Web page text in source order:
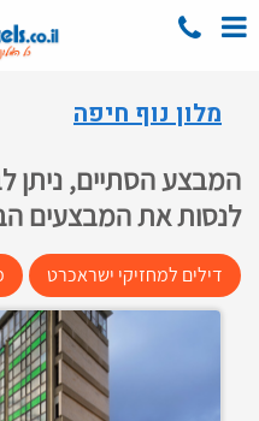
מלון נוף חיפה
המבצע הסתיים, ניתן
לנסות את המבצעים
דילים למחזיקי ישראכרט